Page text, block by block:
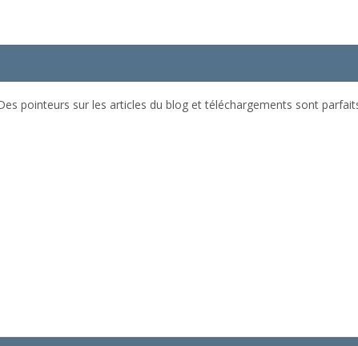
pointeurs sur les articles du blog et téléchargements sont